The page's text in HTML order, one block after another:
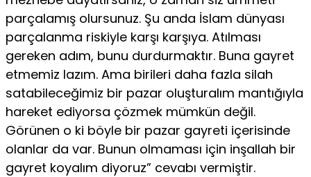
parçalamış olursunuz. Şu anda İslam dünyası
parçalanma riskiyle karşı karşıya. Atılması
gereken adım, bunu durdurmaktır. Buna gayret
etmemiz lazım. Ama birileri daha fazla silah
satabileceğimiz bir pazar oluşturalım mantığıyla
hareket ediyorsa çözmek mümkün değil.
Görünen o ki böyle bir pazar gayreti içerisinde
olanlar da var. Bunun olmaması için inşallah bir
gayret koyalım diyoruz” cevabı vermiştir.